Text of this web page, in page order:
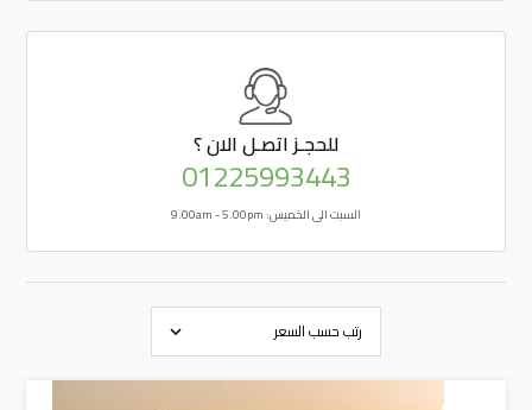
للحجـزاتصـل الان ؟
01225993443
السبت الى الخميس: 9.00am - 5.00pm